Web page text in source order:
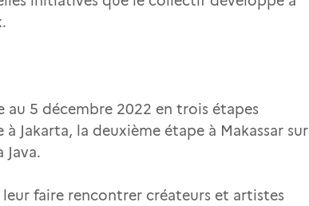
au 5 décembre 2022 en trois étapes
Jakarta, la deuxième étape à Makassar sur
Java.
faire rencontrer créateurs et artistes